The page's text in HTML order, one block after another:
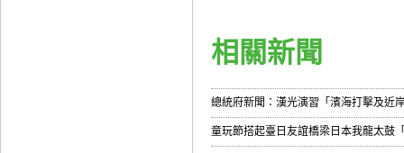
相關新聞
總統府新聞：漢光演習「濱海打擊及
童玩節搭起臺日友誼橋梁日本我龍太鼓